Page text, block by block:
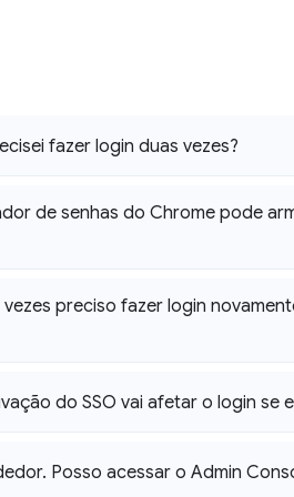
fazer login duas vezes?
de senhas do Chrome pode
vezes preciso fazer login
do SSO vai afetar o login se
. Posso acessar o Admin